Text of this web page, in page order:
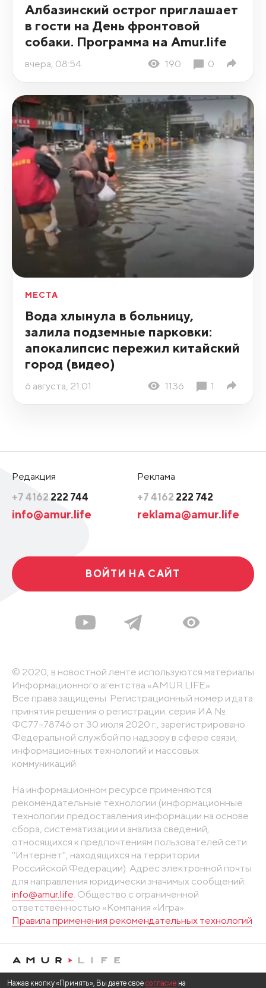
Албазинский острог приглашает
в гости на День фронтовой
собаки. Программа на Amur.life
вчера, 08:54 190 0
МЕСТА
Вода хлынула в больницу,
залила подземные парковки:
апокалипсис пережил китайский
город (видео)
6 августа, 21:01 1136 1
Редакция
+7 4162 222 744
info@amur.life
Реклама
+7 4162 222 742
reklama@amur.life
ВОЙТИ НА САЙТ
© 2020, в новостной ленте используются материалы
Информационного агентства «AMUR.LIFE».
Все права защищены. Регистрационный номер и дата
принятия решения о регистрации: серия ИА №
ФС77-78746 от 30 июля 2020 г., зарегистрировано
Федеральной службой по надзору в сфере связи,
информационных технологий и массовых
коммуникаций
На информационном ресурсе применяются
рекомендательные технологии (информационные
технологии предоставления информации на основе
сбора, систематизации и анализа сведений,
относящихся к предпочтениям пользователей сети
"Интернет", находящихся на территории
Российской Федерации). Адрес электронной почты
для направления юридически значимых сообщений:
info@amur.life. Общество с ограниченной
ответственностью «Компания «Игра».
Правила применения рекомендательных технологий
Нажав кнопку «Принять», Вы даете свое согласие на